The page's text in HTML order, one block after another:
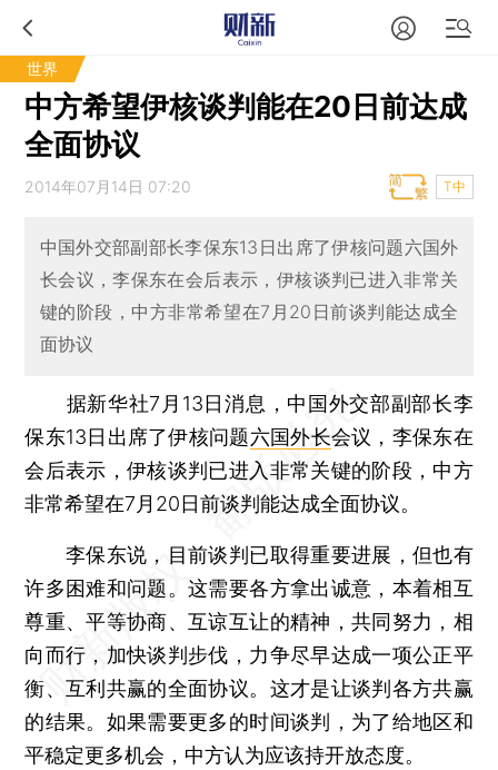
世界
中方希望伊核谈判能在20日前达成
全面协议
2014年07月14日 07:20 T中
中国外交部副部长李保东13日出席了伊核问题六国外
长会议，李保东在会后表示，伊核谈判已进入非常关
键的阶段，中方非常希望在7月20日前谈判能达成全
面协议
据新华社7月13日消息，中国外交部副部长李
保东13日出席了伊核问题六国外长会议，李保东在
会后表示，伊核谈判已进入非常关键的阶段，中方
非常希望在7月20日前谈判能达成全面协议。
李保东说，目前谈判已取得重要进展，但也有
许多困难和问题。这需要各方拿出诚意，本着相互
尊重、平等协商、互谅互让的精神，共同努力，相
向而行，加快谈判步伐，力争尽早达成一项公正平
衡、互利共赢的全面协议。这才是让谈判各方共赢
的结果。如果需要更多的时间谈判，为了给地区和
平稳定更多机会，中方认为应该持开放态度。